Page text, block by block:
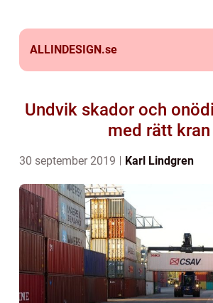
ALLINDESIGN.se
Undvik skador och
med rätt kran
30 september 2019 Karl Lindgren